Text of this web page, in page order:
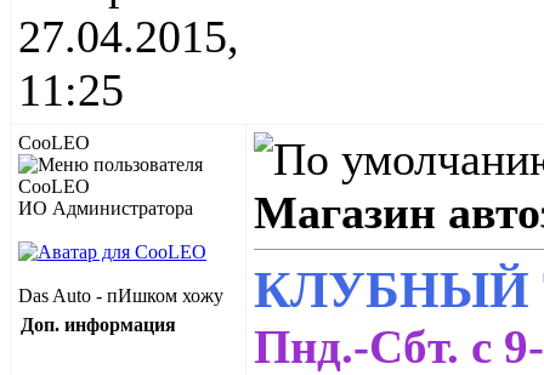
27.04.2015,
11:25
CooLEO
ИО Администратора
Das Auto - пИшком хожу
Доп. информация
Магазин
КЛУБНЫЙ
Пнд.-Сбт. с